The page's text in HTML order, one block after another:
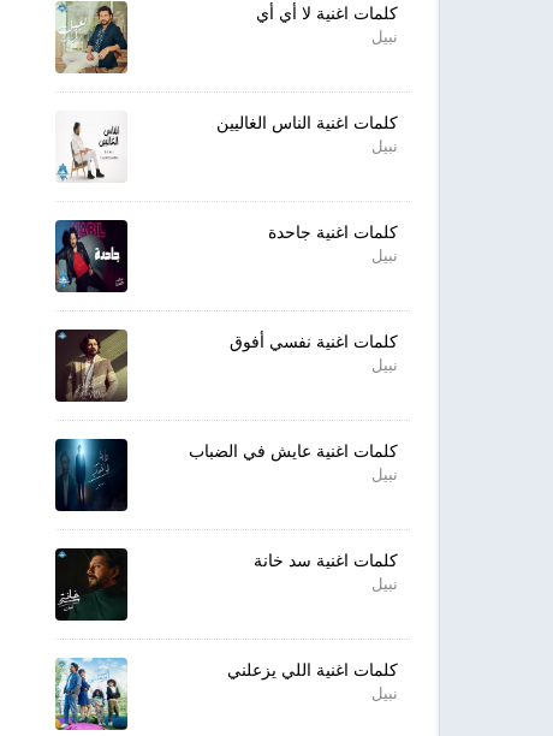
كلمات اغنية لا أي أي
نبيل
كلمات اغنية الناس الغاليين
نبيل
كلمات اغنية جاحدة
نبيل
كلمات اغنية نفسي أفوق
نبيل
كلمات اغنية عايش في الضباب
نبيل
كلمات اغنية سد خانة
نبيل
كلمات اغنية اللي يزعلني
نبيل